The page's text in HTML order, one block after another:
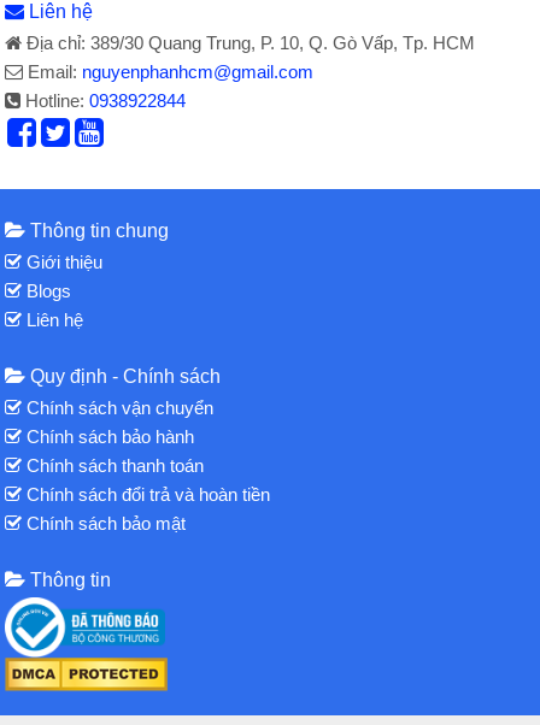
Liên hệ
Địa chỉ: 389/30 Quang Trung, P. 10, Q. Gò Vấp, Tp. HCM
Email: nguyenphanhcm@gmail.com
Hotline:0938922844
Thông tin chung
Giới thiệu
Blogs
Liên hệ
Quy định - Chính sách
Chính sách vận chuyển
Chính sách bảo hành
Chính sách thanh toán
Chính sách đổi trả và hoàn tiền
Chính sách bảo mật
Thông tin